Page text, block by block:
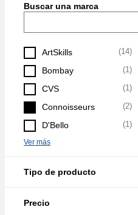
Buscar una marca
ArtSkills (14)
Bombay (1)
CVS (1)
Connoisseurs (2)
D'Bello (1)
Ver más
Tipo de producto
Precio